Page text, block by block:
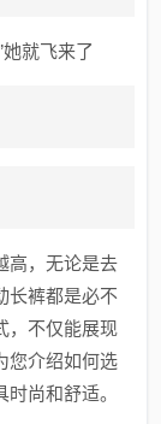
就飞来了
高，无论是去
长裤都是必不
，不仅能展现
您介绍如何选
尚和舒适。